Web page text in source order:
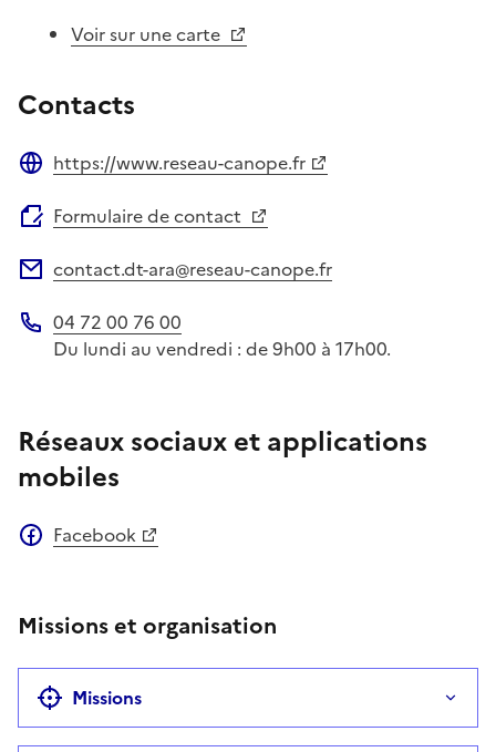
Voir sur une carte
Contacts
https://www.reseau-canope.fr
Formulaire de contact
contact.dt-ara@reseau-canope.fr
Téléphone
04 72 00 76 00
Du lundi au vendredi : de 9h00 à 17h00.
Réseaux sociaux et applications
mobiles
Facebook
Missions et organisation
Missions